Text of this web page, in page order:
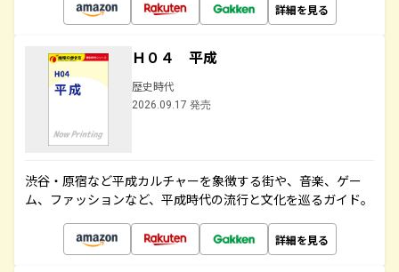
詳細を見る
Ｈ０４ 平成
歴史時代
2026.09.17 発売
渋谷・原宿など平成カルチャーを象徴する街や、音楽、ゲー
ム、ファッションなど、平成時代の流行と文化を巡るガイド。
詳細を見る